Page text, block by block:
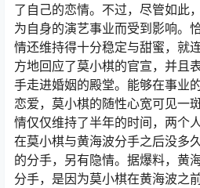
了自己的恋情。不过，尽管如此
为自身的演艺事业而受到影响。
情还维持得十分稳定与甜蜜，就
方地回应了莫小棋的官宣，并且
手走进婚姻的殿堂。能够在事业
恋爱，莫小棋的随性心宽可见一
情仅仅维持了半年的时间，两个
在莫小棋与黄海波分手之后没多
的分手，另有隐情。据爆料，黄
分手，是因为莫小棋在黄海波之